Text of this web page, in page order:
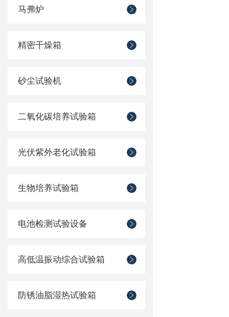
马弗炉
精密干燥箱
砂尘试验机
二氧化碳培养试验箱
光伏紫外老化试验箱
生物培养试验箱
电池检测试验设备
高低温振动综合试验箱
防锈油脂湿热试验箱